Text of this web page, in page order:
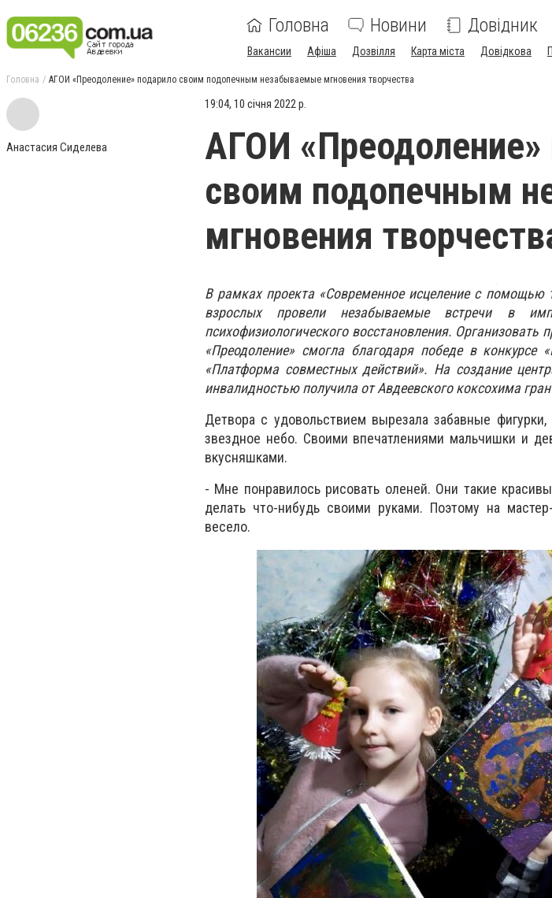
Головна Новини Довідник
Вакансии Афіша Дозвілля Карта міста Довідкова
Головна АГОИ «Преодоление» подарило своим подопечным незабываемые мгновения творчества
Анастасия Сиделева
19:04, 10 січня 2022 р.
АГОИ «Преодоление»
своим подопечным
мгновения
В рамках проекта «Современное исцеление с помощью
взрослых провели незабываемые встречи в
психофизиологического восстановления.
«Преодоление» смогла благодаря победе в конкурсе
«Платформа совместных действий». На создание
инвалидностью получила от Авдеевского коксохима
Детвора с удовольствием вырезала забавные
звездное небо. Своими впечатлениями мальчишки и
вкусняшками.
- Мне понравилось рисовать оленей. Они такие
делать что-нибудь своими руками. Поэтому на
весело.